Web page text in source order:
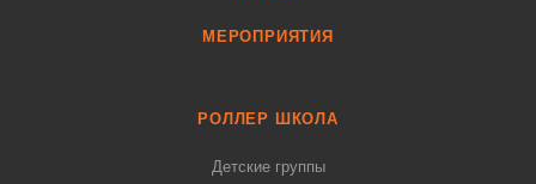
МЕРОПРИЯТИЯ
РОЛЛЕР ШКОЛА
Детские группы